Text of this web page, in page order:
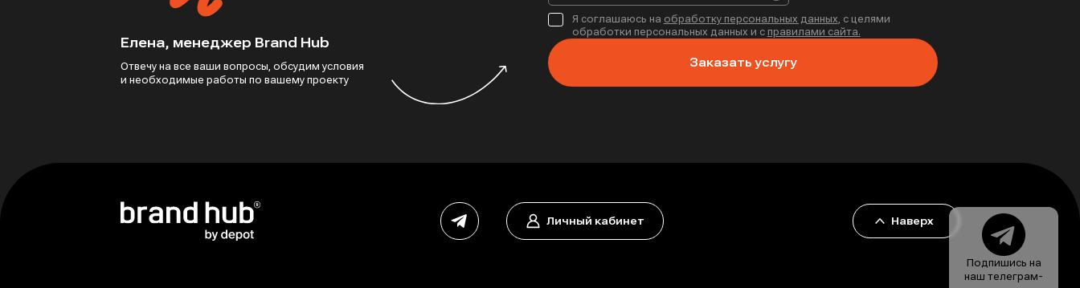
Елена, менеджер Brand Hub
Отвечу на все ваши вопросы, обсудим условия
и необходимые работы по вашему проекту
Я соглашаюсь на обработку персональных данных, с целями
обработки персональных данных и с правилами сайта.
Заказать услугу
Подпишись на
наш телеграм-
Личный кабинет Наверх